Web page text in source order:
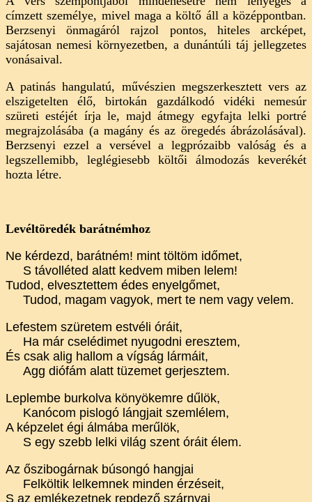
címzett személye, mivel maga a költő áll a középpontban.
Berzsenyi önmagáról rajzol pontos, hiteles arcképet,
sajátosan nemesi környezetben, a dunántúli táj jellegzetes
vonásaival.
A patinás hangulatú, művészien megszerkesztett vers az
elszigetelten élő, birtokán gazdálkodó vidéki nemesúr
szüreti estéjét írja le, majd átmegy egyfajta lelki portré
megrajzolásába (a magány és az öregedés ábrázolásával).
Berzsenyi ezzel a versével a legprózaibb valóság és a
legszellemibb, leglégiesebb költői álmodozás keverékét
hozta létre.
Levéltöredék barátnémhoz
Ne kérdezd, barátném! mint töltöm időmet,
S távolléted alatt kedvem miben lelem!
Tudod, elvesztettem édes enyelgőmet,
Tudod, magam vagyok, mert te nem vagy velem.
Lefestem szüretem estvéli óráit,
Ha már cselédimet nyugodni eresztem,
És csak alig hallom a vígság lármáit,
Agg diófám alatt tüzemet gerjesztem.
Leplembe burkolva könyökemre dűlök,
Kanócom pislogó lángjait szemlélem,
A képzelet égi álmába merűlök,
S egy szebb lelki világ szent óráit élem.
Az őszibogárnak búsongó hangjai
Felköltik lelkemnek minden érzéseit,
S az emlékezetnek repdező szárnyai